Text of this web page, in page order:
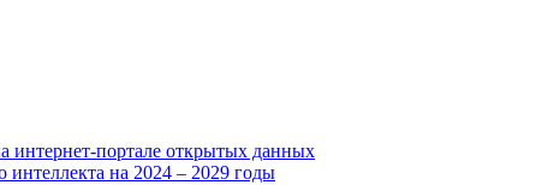
портале открытых данных
интеллекта на 2024 – 2029 годы